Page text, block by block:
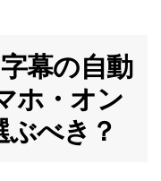
幕の自動
ホ・オン
べき？